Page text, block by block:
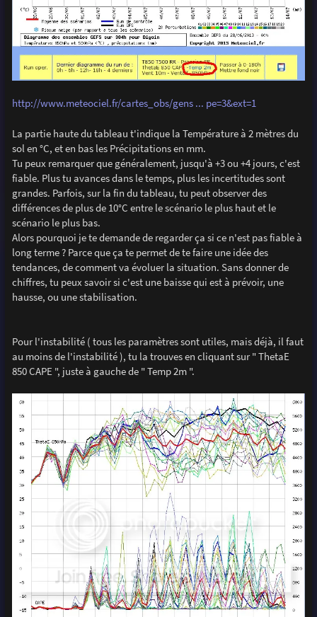
http://www.meteociel.fr/cartes_obs/gens ... pe=3&ext=1
La partie haute du tableau t'indique la Température à 2 mètres du
sol en °C, et en bas les Précipitations en mm.
Tu peux remarquer que généralement, jusqu'à +3 ou +4 jours, c'est
fiable. Plus tu avances dans le temps, plus les incertitudes sont
grandes. Parfois, sur la fin du tableau, tu peut observer des
différences de plus de 10°C entre le scénario le plus haut et le
scénario le plus bas.
Alors pourquoi je te demande de regarder ça si ce n'est pas fiable à
long terme ? Parce que ça te permet de te faire une idée des
tendances, de comment va évoluer la situation. Sans donner de
chiffres, tu peux savoir si c'est une baisse qui est à prévoir, une
hausse, ou une stabilisation.
Pour l'instabilité ( tous les paramètres sont utiles, mais déjà, il faut
au moins de l'instabilité ), tu la trouves en cliquant sur " ThetaE
850 CAPE ", juste à gauche de " Temp 2m ".